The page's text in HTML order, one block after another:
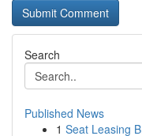
Search
Published News
1 Seat Leasing